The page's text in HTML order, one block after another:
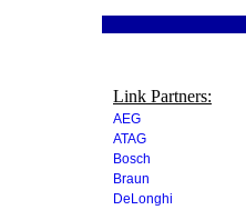
Link Partners:
AEG
ATAG
Bosch
Braun
DeLonghi